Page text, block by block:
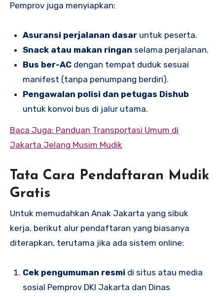
Pemprov juga menyiapkan:
Asuransi perjalanan dasaruntuk peserta.
Snack atau makan ringan selama perjalanan.
Bus ber-ACdengan tempat duduk sesuai
manifest (tanpa penumpang berdiri).
Pengawalan polisi dan petugas Dishub
untuk konvoi bus di jalur utama.
Baca Juga: Panduan Transportasi Umum di
Jakarta Jelang Musim Mudik
Tata Cara Pendaftaran Mudik
Gratis
Untuk memudahkan Anak Jakarta yang sibuk
kerja, berikut alur pendaftaran yang biasanya
diterapkan, terutama jika ada sistem online:
Cek pengumuman resmi di situs atau media
sosial Pemprov DKI Jakarta dan Dinas